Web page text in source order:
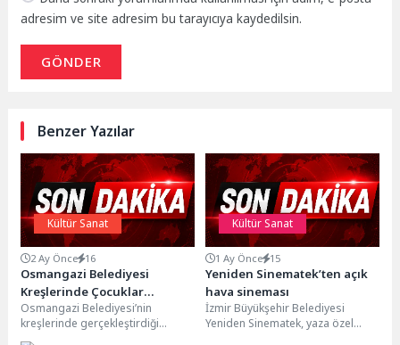
adresim ve site adresim bu tarayıcıya kaydedilsin.
GÖNDER
Benzer Yazılar
Kültür Sanat
2 Ay Önce 16
Osmangazi Belediyesi
Kreşlerinde Çocuklar
Toprağa Şekil Verdi
Osmangazi Belediyesi’nin
kreşlerinde gerçekleştirdiği
çömlek atölyeleri ile çocuklar,
Kültür Sanat
1 Ay Önce 15
Yeniden Sinematek’ten açık
hava sineması
İzmir Büyükşehir Belediyesi
Yeniden Sinematek, yaza özel